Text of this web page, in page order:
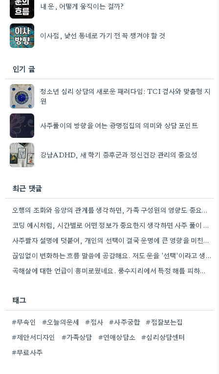
내 운, 어떻게 움직이는 걸까?
이사점, 낯선 동네로 가기 전 꼭 챙겨야 할 것
인기 글
청소년 심리 상담의 새로운 패러다임: TCI 검사와 맞춤형 지
원
사주풀이의 방향을 여는 광명점집의 의미와 상담 포인트
강남ADHD, 새 학기 증후군과 정신건강 관리의 중요성
최근 댓글
오행의 조화와 음양의 관계를 생각하면, 가족 구성원의 영향도 중요한 요소일 텐데.
코딩 예시처럼, 시간별로 어떤 정보가 중요한지 생각하면 사주 풀이 이해에 도움이 될 것 같아요.
사주팔자 설명에 덧붙여, 개인의 선택이 결국 운명에 큰 영향을 미친다는 점이 와닿네요. 특히, 노력하는 방향에…
끊임없이 변화하는 흐름 말씀에 공감해요. 저도 운을 '선택'이라고 생각하는데, 그 선택들이 모여 흐름이 만들어지는 것…
곡해살에 대한 언급이 흥미로웠네요. 풍수지리에서 특정 해를 피하는 이유가 단순히 미신이라기보다, 기운을 잘 보려는 노력으로…
태그
#무속인 #오늘의운세 #점사 #사주궁합
#점잘보는집
#제안서디자인
#가족상담 #연애상담소
#심리상담센터
#무료사주